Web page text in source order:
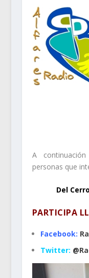
A
personas que
Del
PARTICIPA
Facebook:
Twitter: